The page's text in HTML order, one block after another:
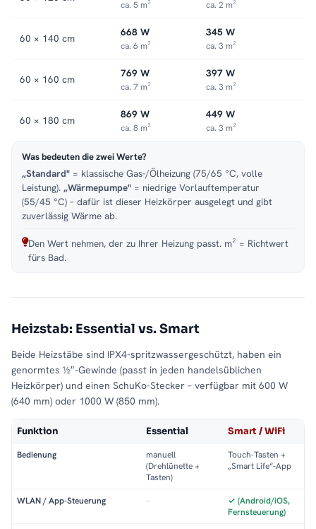
ca. 5 m² ca. 2 m²
60 × 140 cm 668 W
ca. 6 m²
345 W
ca. 3 m²
60 × 160 cm 769 W
ca. 7 m²
397 W
ca. 3 m²
60 × 180 cm 869 W
ca. 8 m²
449 W
ca. 3 m²
Was bedeuten die zwei Werte?
„Standard" = klassische Gas-/Ölheizung (75/65 °C, volle
Leistung). „Wärmepumpe" = niedrige Vorlauftemperatur
(55/45 °C) – dafür ist dieser Heizkörper ausgelegt und gibt
zuverlässig Wärme ab.
Den Wert nehmen, der zu Ihrer Heizung passt. m² = Richtwert
fürs Bad.
Heizstab: Essential vs. Smart
Beide Heizstäbe sind IPX4-spritzwassergeschützt, haben ein
genormtes ½″-Gewinde (passt in jeden handelsüblichen
Heizkörper) und einen SchuKo-Stecker – verfügbar mit 600 W
(640 mm) oder 1000 W (850 mm).
Funktion Essential Smart / WiFi
Bedienung
manuell
(Drehlünette +
Tasten)
Touch-Tasten +
„Smart Life“-App
WLAN / App-Steuerung –
✓ (Android/iOS,
Fernsteuerung)